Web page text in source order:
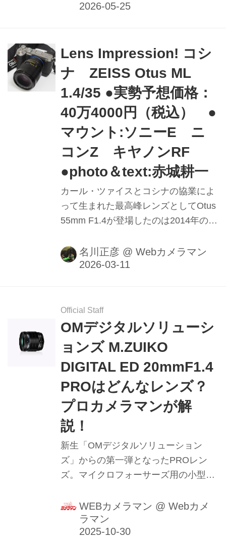
Lens Impression! コシ
ナ ZEISS Otus ML
1.4/35 ●実勢予想価格：
40万4000円（税込） ●
マウント:ソニーE ニ
コンZ キヤノンRF
●photo＆text:赤城耕一
カール・ツァイスとコシナの協業によ
って生まれた最高峰レンズとしてOtus
55mm F1.4が登場したのは2014年のこ
ューアルされた"Otus ML
1.4/50"と"Otus ML 1.4/85"をリリー
名川正彦 @ Webカメラマン
Official Staff
OMデジタルソリューシ
ョンズ M.ZUIKO
DIGITAL ED 20mmF1.4
PROはどんなレンズ？
プロカメラマンが解
説！
新生「OMデジタルソリューション
ズ」からの第一弾となったPROレン
ズ。マイクロフォーサーズ用の小型軽
判換算で40mm相当の画角。その性能
は？ プロカメラマンが使用したインプ
レッションをお届けします。（2022年
WEBカメラマン @ Webカメ
ラマン